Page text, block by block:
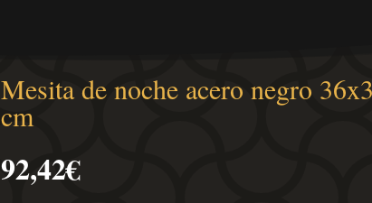
Mesita de noche acero negro
cm
92,42€